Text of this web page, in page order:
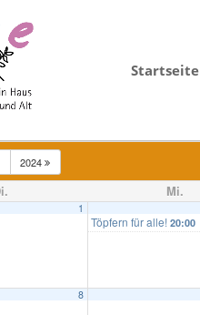
Startseite
2024
Mi.
1
Töpfern für alle! 20:00
8